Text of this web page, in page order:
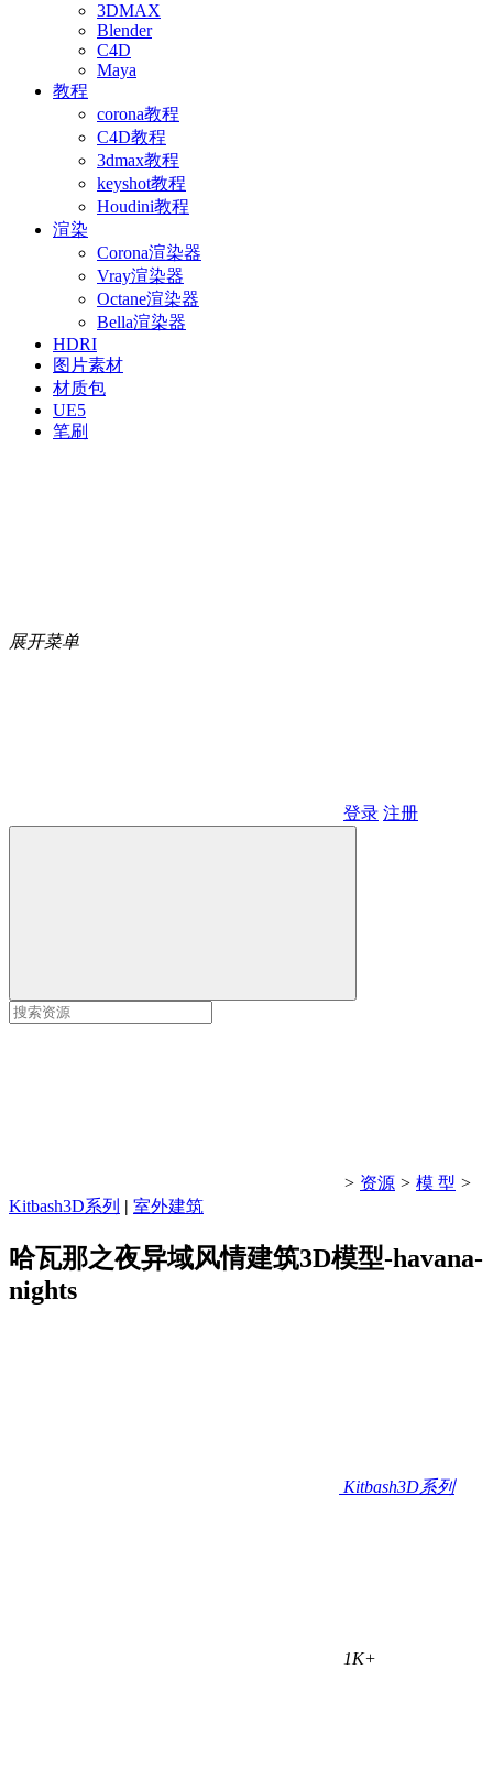
3DMAX
Blender
C4D
Maya
教程
corona教程
C4D教程
3dmax教程
keyshot教程
Houdini教程
渲染
Corona渲染器
Vray渲染器
Octane渲染器
Bella渲染器
HDRI
图片素材
材质包
UE5
笔刷
展开菜单
登录 注册
> 资源 > 模 型 >
Kitbash3D系列 | 室外建筑
哈瓦那之夜异域风情建筑3D模型-havana-
nights
Kitbash3D系列
1K+